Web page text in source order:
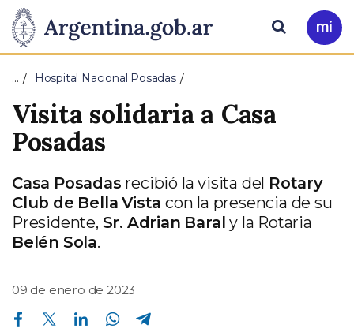
Presidencia
de
la
Nación
Pasar al contenido principal
Ir
a
Buscar
… Hospital Nacional Posadas
Visita solidaria a Casa
Posadas
Casa Posadas recibió la visita del Rotary
Club de Bella Vista con la presencia de su
Presidente, Sr. Adrian Baral y la Rotaria
Belén Sola.
09 de enero de 2023
Compartir en Facebook Compartir en Twitter Compartir en Linkedin Compartir en Whatsapp